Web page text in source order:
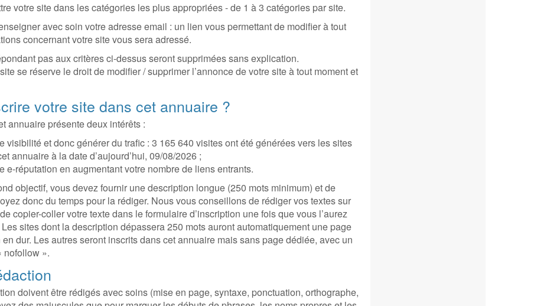
votre site dans les catégories les plus appropriées - de 1 à 3 catégories par site.
avec soin votre adresse email : un lien vous permettant de modifier à tout
concernant votre site vous sera adressé.
pas aux critères ci-dessus seront supprimées sans explication.
se réserve le droit de modifier / supprimer l’annonce de votre site à tout moment et
votre site dans cet annuaire ?
annuaire présente deux intérêts :
visibilité et donc générer du trafic : 3 165 640 visites ont été générées vers les sites
annuaire à la date d’aujourd’hui, 09/08/2026 ;
e-réputation en augmentant votre nombre de liens entrants.
objectif, vous devez fournir une description longue (250 mots minimum) et de
donc du temps pour la rédiger. Nous vous conseillons de rédiger vos textes sur
copier-coller votre texte dans le formulaire d’inscription une fois que vous l’aurez
sites dont la description dépassera 250 mots auront automatiquement une page
dur. Les autres seront inscrits dans cet annuaire mais sans page dédiée, avec un
nofollow ».
doivent être rédigés avec soins (mise en page, syntaxe, ponctuation, orthographe,